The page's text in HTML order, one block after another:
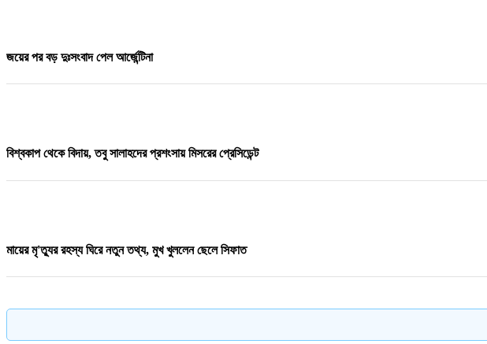
জয়ের পর বড় দুঃসংবাদ পেল আর্জেন্টিনা
বিশ্বকাপ থেকে বিদায়, তবু সালাহদের প্রশংসায় মিসরের প্রেসিডেন্ট
মায়ের মৃ'ত্যুর রহস্য ঘিরে নতুন তথ্য, মুখ খুললেন ছেলে সিফাত